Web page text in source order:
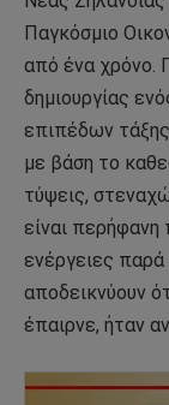
Παγκόσμιο
από ένα χρόνο.
δημιουργίας
επιπέδων
με βάση το
τύψεις,
είναι περήφανη
ενέργειες
αποδεικνύουν
έπαιρνε, ήταν